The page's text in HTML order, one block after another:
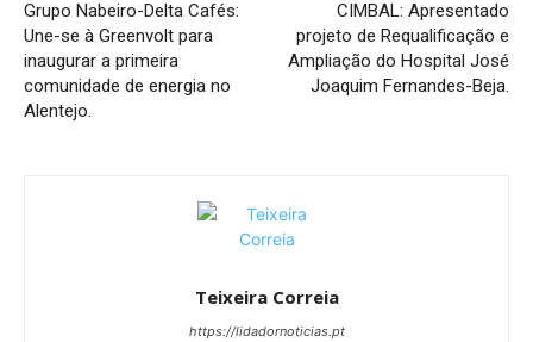
Grupo Nabeiro-Delta Cafés:
Une-se à Greenvolt para
inaugurar a primeira
comunidade de energia no
Alentejo.
CIMBAL: Apresentado
projeto de Requalificação e
Ampliação do Hospital José
Joaquim Fernandes-Beja.
Teixeira Correia
https://lidadornoticias.pt